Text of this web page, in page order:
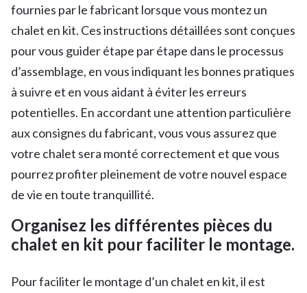
fournies par le fabricant lorsque vous montez un
chalet en kit. Ces instructions détaillées sont conçues
pour vous guider étape par étape dans le processus
d’assemblage, en vous indiquant les bonnes pratiques
à suivre et en vous aidant à éviter les erreurs
potentielles. En accordant une attention particulière
aux consignes du fabricant, vous vous assurez que
votre chalet sera monté correctement et que vous
pourrez profiter pleinement de votre nouvel espace
de vie en toute tranquillité.
Organisez les différentes pièces du
chalet en kit pour faciliter le montage.
Pour faciliter le montage d’un chalet en kit, il est